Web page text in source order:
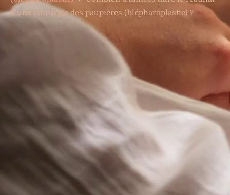
d’une chirurgie des paupières (blépharoplastie) ?